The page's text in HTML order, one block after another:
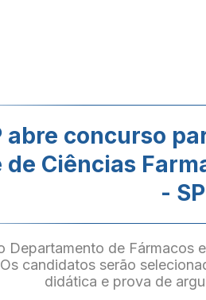
abre concurso
de Ciências
- SP
Departamento de Fármacos
candidatos serão
didática e prova de